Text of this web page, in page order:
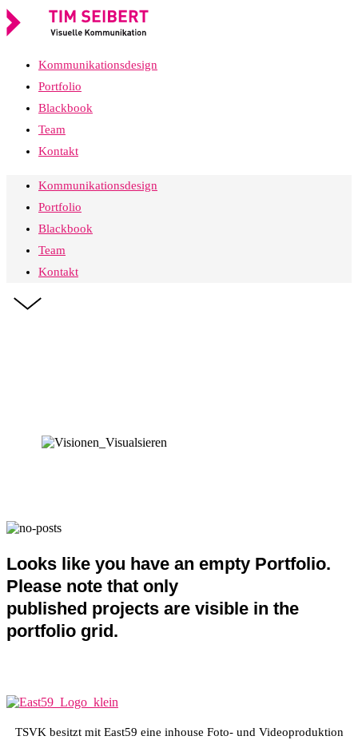
Kommunikationsdesign
Portfolio
Blackbook
Team
Kontakt
Kommunikationsdesign
Portfolio
Blackbook
Team
Kontakt
Looks like you have an empty Portfolio.
Please note that only
published projects are visible in the
portfolio grid.
TSVK besitzt mit East59 eine inhouse Foto- und Videoproduktion